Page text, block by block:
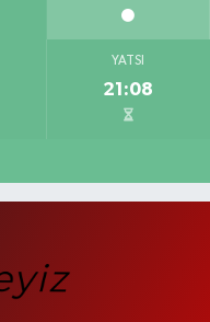
YATSI
21:08